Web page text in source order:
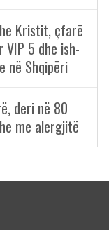
Kristit, çfarë
5 dhe ish-
në Shqipëri
deri në 80
me alergjitë